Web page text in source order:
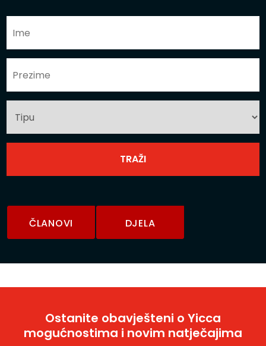
ČLANOVI DJELA
Ostanite obavješteni o Yicca
mogućnostima i novim natječajima